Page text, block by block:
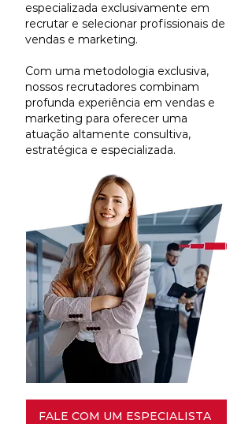
especializada exclusivamente em
recrutar e selecionar profissionais de
vendas e marketing.
Com uma metodologia exclusiva,
nossos recrutadores combinam
profunda experiência em vendas e
marketing para oferecer uma
atuação altamente consultiva,
estratégica e especializada.
FALE COM UM ESPECIALISTA